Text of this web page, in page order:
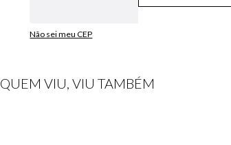
Não sei meu CEP
QUEM VIU, VIU TAMBÉM